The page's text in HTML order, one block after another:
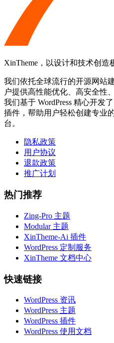
XinTheme，以设计和技术创造
我们依托全球流行的开源网站
户提供高性能优化、高安全性
我们基于 WordPress 精心开发
插件，帮助用户轻松创建专业
台。
隐私政策
用户协议
退款政策
推广计划
热门推荐
Zing-Pro 主题
Modular 主题
XinTheme-Ai 插件
WordPress 定制服务
XinTheme 文档中心
快速链接
WordPress 资讯
WordPress 主题
WordPress 插件
WordPress 使用文档